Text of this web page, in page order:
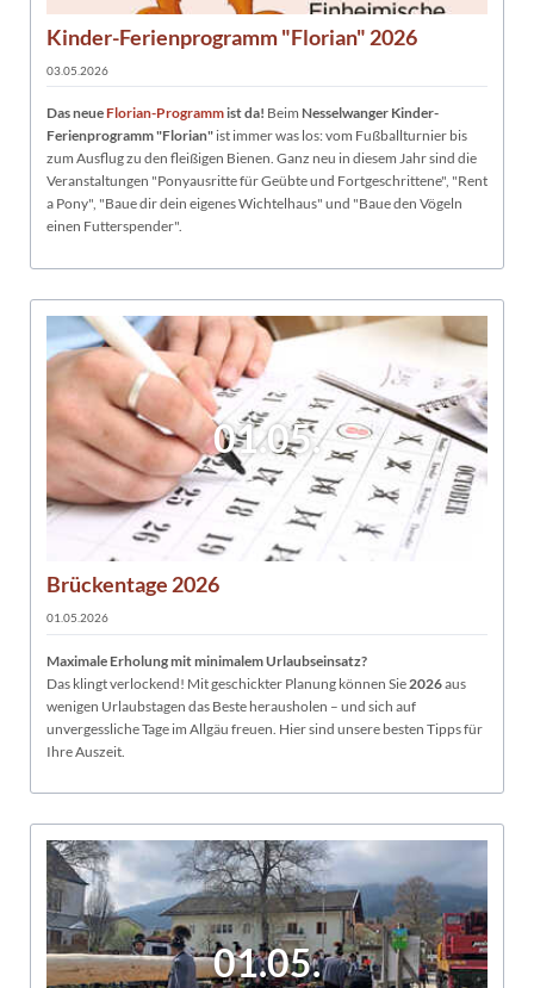
Kinder-Ferienprogramm "Florian" 2026
03.05.2026
Das neueFlorian-Programmist da! Beim Nesselwanger Kinder-
Ferienprogramm "Florian" ist immer was los: vom Fußballturnier bis
zum Ausflug zu den fleißigen Bienen. Ganz neu in diesem Jahr sind die
Veranstaltungen "Ponyausritte für Geübte und Fortgeschrittene", "Rent
a Pony", "Baue dir dein eigenes Wichtelhaus" und "Baue den Vögeln
einen Futterspender".
01.05.
Brückentage 2026
01.05.2026
Maximale Erholung mit minimalem Urlaubseinsatz?
Das klingt verlockend! Mit geschickter Planung können Sie 2026aus
wenigen Urlaubstagen das Beste herausholen – und sich auf
unvergessliche Tage im Allgäu freuen. Hier sind unsere besten Tipps für
Ihre Auszeit.
01.05.